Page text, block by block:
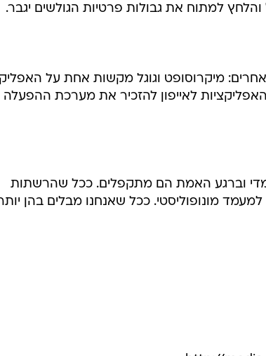
למתוח את גבולות פרטיות הגולשים יגבר.
מיקרוסופט וגוגל מקשות אחת על
לאייפון להזכיר את מערכת
מדי וברגע האמת הם מתקפלים. ככל שהרשתות
מונופוליסטי. ככל שאנחנו מבלים בהן